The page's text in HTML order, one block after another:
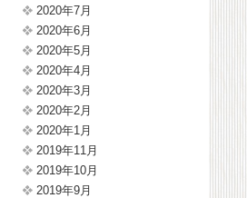
2020年7月
2020年6月
2020年5月
2020年4月
2020年3月
2020年2月
2020年1月
2019年11月
2019年10月
2019年9月